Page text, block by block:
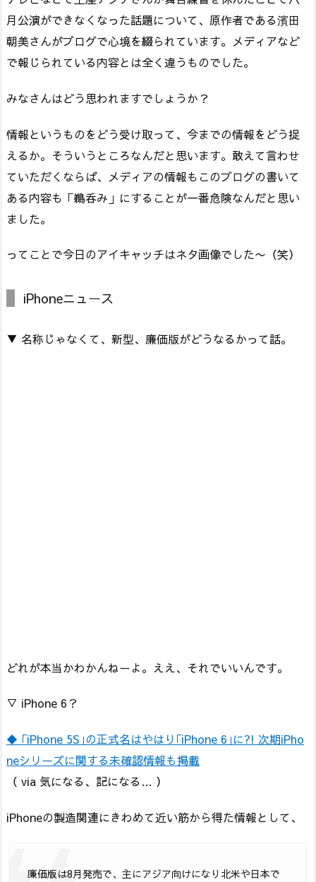
月公演ができなくなった話題について、原作者である濱田
朝美さんがブログで心境を綴られています。メディアなど
で報じられている内容とは全く違うものでした。
みなさんはどう思われますでしょうか？
情報というものをどう受け取って、今までの情報をどう捉
えるか。そういうところなんだと思います。敢えて言わせ
ていただくならば、メディアの情報もこのブログの書いて
ある内容も「鵜呑み」にすることが一番危険なんだと思い
ました。
ってことで今日のアイキャッチはネタ画像でした〜（笑）
iPhoneニュース
▼ 名称じゃなくて、新型、廉価版がどうなるかって話。
どれが本当かわかんねーよ。ええ、それでいいんです。
▽ iPhone 6？
◆ ｢iPhone 5S｣の正式名はやはり｢iPhone 6｣に?! 次期iPho
neシリーズに関する未確認情報も掲載
（ via 気になる、記になる… ）
iPhoneの製造関連にきわめて近い筋から得た情報として、
廉価版は8月発売で、主にアジア向けになり北米や日本で